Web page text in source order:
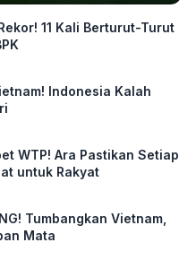
11 Kali Berturut-Turut
Indonesia Kalah
WTP! Ara Pastikan Setiap
untuk Rakyat
Tumbangkan Vietnam,
Mata